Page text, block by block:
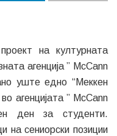
на културната
агенција ” McCann
уште едно “Меккен
агенцијата ” McCann
ден за студенти.
на сениорски позиции